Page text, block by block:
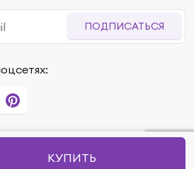
КУПИТЬ
ПОДПИСАТЬСЯ